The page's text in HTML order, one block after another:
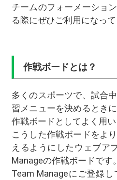
チームのフォーメーショ
る際にぜひご利用になって
作戦ボードとは？
多くのスポーツで、試合
習メニューを決めるとき
作戦ボードとしてよく用い
こうした作戦ボードをよ
えるようにしたウェブア
Manageの作戦ボードです。
Team Manageにご登録